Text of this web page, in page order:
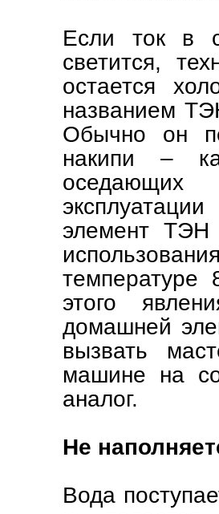
Если ток в
светится,
остается
названием
Обычно он
накипи –
элемент ТЭН
температуре
этого
домашней
вызвать
машине на
аналог.
Не
Вода